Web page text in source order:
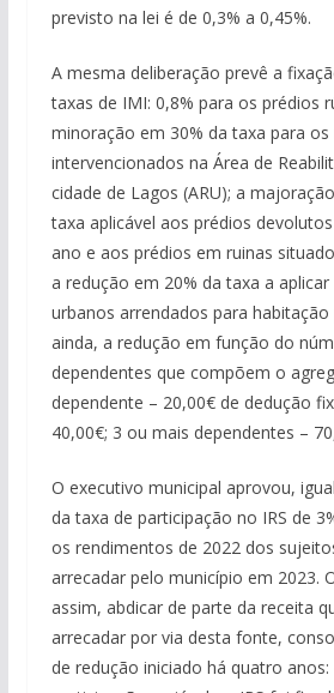
previsto na lei é de 0,3% a 0,45%.
A mesma deliberação prevê a
taxas de IMI: 0,8% para os prédios
minoração em 30% da taxa para os
intervencionados na Área de
cidade de Lagos (ARU); a
taxa aplicável aos prédios
ano e aos prédios em ruinas
a redução em 20% da taxa a
urbanos arrendados para
ainda, a redução em função do
dependentes que compõem o
dependente – 20,00€ de dedução
40,00€; 3 ou mais dependentes –
O executivo municipal aprovou,
da taxa de participação no IRS de
os rendimentos de 2022 dos
arrecadar pelo município em 2023.
assim, abdicar de parte da receita
arrecadar por via desta fonte,
de redução iniciado há quatro